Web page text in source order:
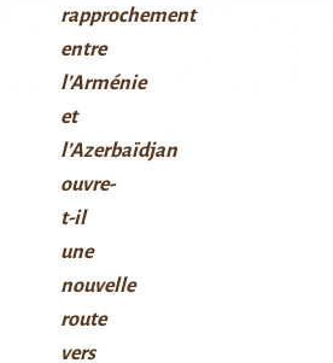
rapprochement
entre
l’Arménie
et
l’Azerbaïdjan
ouvre-
t-il
une
nouvelle
route
vers